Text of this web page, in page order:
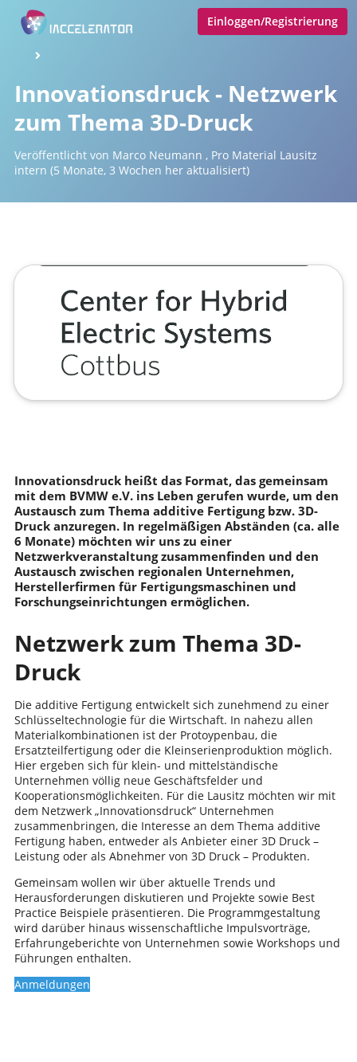
Einloggen/Registrierung
1 Minute
Innovationsdruck - Netzwerk
zum Thema 3D-Druck
Veröffentlicht von Marco Neumann , Pro Material Lausitz
intern (5 Monate, 3 Wochen her aktualisiert)
Innovationsdruck heißt das Format, das gemeinsam
mit dem BVMW e.V. ins Leben gerufen wurde, um den
Austausch zum Thema additive Fertigung bzw. 3D-
Druck anzuregen. In regelmäßigen Abständen (ca. alle
6 Monate) möchten wir uns zu einer
Netzwerkveranstaltung zusammenfinden und den
Austausch zwischen regionalen Unternehmen,
Herstellerfirmen für Fertigungsmaschinen und
Forschungseinrichtungen ermöglichen.
Netzwerk zum Thema 3D-
Druck
Die additive Fertigung entwickelt sich zunehmend zu einer
Schlüsseltechnologie für die Wirtschaft. In nahezu allen
Materialkombinationen ist der Protoypenbau, die
Ersatzteilfertigung oder die Kleinserienproduktion möglich.
Hier ergeben sich für klein- und mittelständische
Unternehmen völlig neue Geschäftsfelder und
Kooperationsmöglichkeiten. Für die Lausitz möchten wir mit
dem Netzwerk „Innovationsdruck“ Unternehmen
zusammenbringen, die Interesse an dem Thema additive
Fertigung haben, entweder als Anbieter einer 3D Druck –
Leistung oder als Abnehmer von 3D Druck – Produkten.
Gemeinsam wollen wir über aktuelle Trends und
Herausforderungen diskutieren und Projekte sowie Best
Practice Beispiele präsentieren. Die Programmgestaltung
wird darüber hinaus wissenschaftliche Impulsvorträge,
Erfahrungeberichte von Unternehmen sowie Workshops und
Führungen enthalten.
Anmeldungen